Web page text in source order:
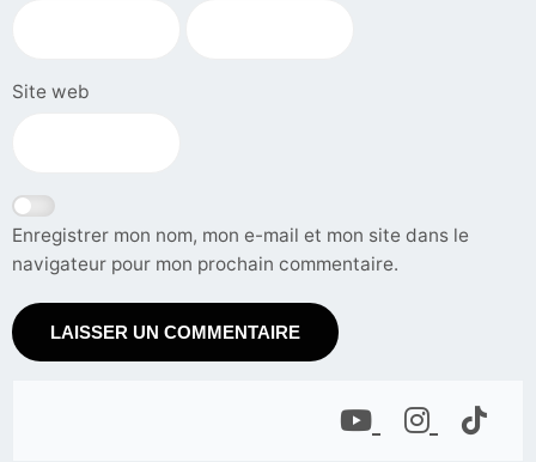
Site web
Enregistrer mon nom, mon e-mail et mon site dans le
navigateur pour mon prochain commentaire.